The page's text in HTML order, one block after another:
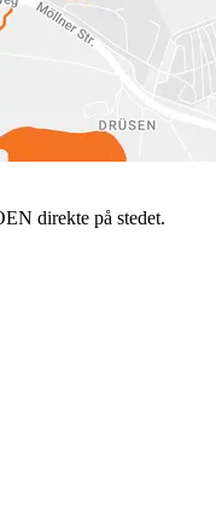
direkte på stedet.